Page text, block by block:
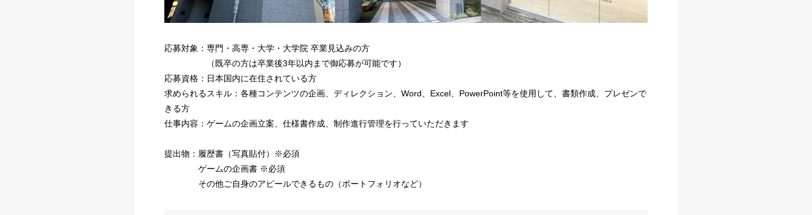
応募対象：専門・高専・大学・大学院 卒業見込みの方
（既卒の方は卒業後3年以内まで御応募が可能です）
応募資格：日本国内に在住されている方
求められるスキル：各種コンテンツの企画、ディレクション、Word、Excel、PowerPoint等を使用して、書類作成、プレゼンで
きる方
仕事内容：ゲームの企画立案、仕様書作成、制作進行管理を行っていただきます
提出物：履歴書（写真貼付）※必須
ゲームの企画書 ※必須
その他ご自身のアピールできるもの（ポートフォリオなど）